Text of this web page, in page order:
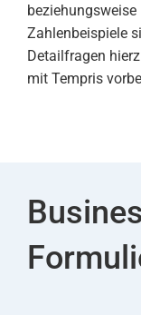
Zahlenbeispiele
Detailfragen
mit Tempris